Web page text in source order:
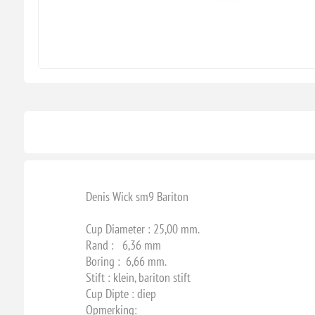
Denis Wick sm9 Bariton
Cup Diameter : 25,00 mm.
Rand : 6,36 mm
Boring : 6,66 mm.
Stift : klein, bariton stift
Cup Dipte : diep
Opmerking: